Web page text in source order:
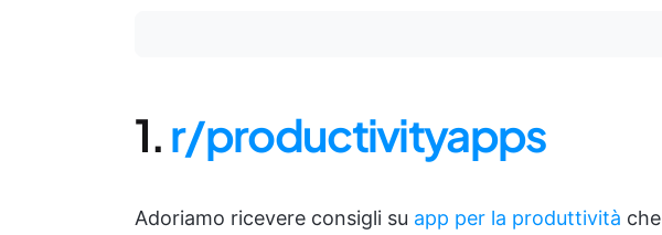
1.r/productivityapps
Adoriamo ricevere consigli su app per la produttività che